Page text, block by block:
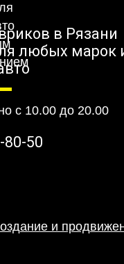
в Рязани
любых марок
с 10.00 до 20.00
80-50
и